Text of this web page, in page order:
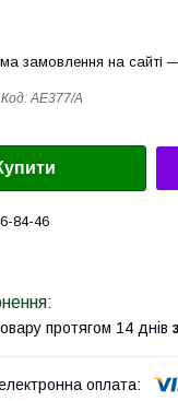
замовлення на сайті
Код:AE377/A
84-46
протягом 14 днів